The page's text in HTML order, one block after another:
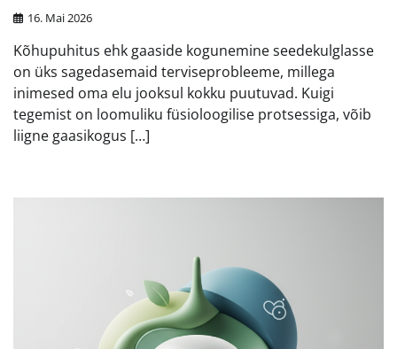
16. Mai 2026
Kõhupuhitus ehk gaaside kogunemine seedekulglasse
on üks sagedasemaid terviseprobleeme, millega
inimesed oma elu jooksul kokku puutuvad. Kuigi
tegemist on loomuliku füsioloogilise protsessiga, võib
liigne gaasikogus […]